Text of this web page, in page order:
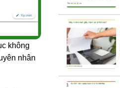
không
nhân